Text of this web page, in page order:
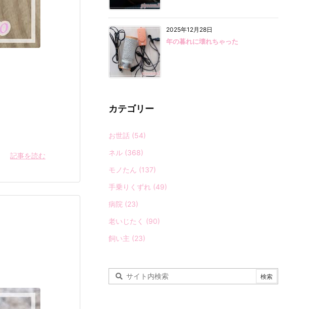
記事を読む
2025年12月28日
年の暮れに壊れちゃった
カテゴリー
お世話 (54)
ネル (368)
モノたん (137)
手乗りくずれ (49)
病院 (23)
老いじたく (90)
飼い主 (23)